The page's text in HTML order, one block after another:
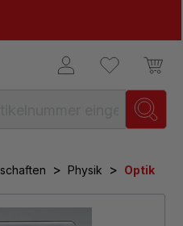
> Physik > Optik